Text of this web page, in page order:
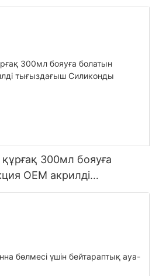
300мл бояуға
OEM акрилді
тығыздағыш